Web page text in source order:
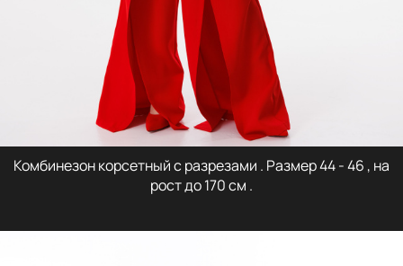
Комбинезон корсетный с разрезами . Размер 44 - 46 , на
рост до 170 см .